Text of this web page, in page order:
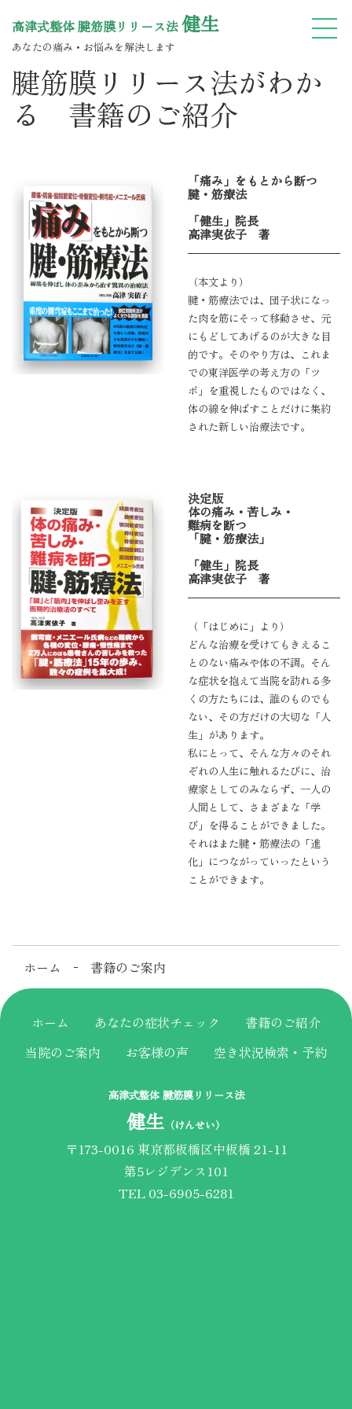
高津式整体 腱筋膜リリース法健生
あなたの痛み・お悩みを解決します
腱筋膜リリース法がわか
る 書籍のご紹介
「痛み」をもとから断つ
腱・筋療法
「健生」院長
高津実依子 著
（本文より）
腱・筋療法では、団子状になっ
た肉を筋にそって移動させ、元
にもどしてあげるのが大きな目
的です。そのやり方は、これま
での東洋医学の考え方の「ツ
ボ」を重視したものではなく、
体の線を伸ばすことだけに集約
された新しい治療法です。
決定版
体の痛み・苦しみ・
難病を断つ
「腱・筋療法」
「健生」院長
高津実依子 著
（「はじめに」より）
どんな治療を受けてもきえるこ
とのない痛みや体の不調。そん
な症状を抱えて当院を訪れる多
くの方たちには、誰のものでも
ない、その方だけの大切な「人
生」があります。
私にとって、そんな方々のそれ
ぞれの人生に触れるたびに、治
療家としてのみならず、一人の
人間として、さまざまな「学
び」を得ることができました。
それはまた腱・筋療法の「進
化」につながっていったという
ことができます。
ホーム 書籍のご案内
ホーム あなたの症状チェック
書籍のご紹介
当院のご案内
お客様の声 空き状況検索・予約
高津式整体 腱筋膜リリース法
健生 （けんせい）
〒173-0016 東京都板橋区中板橋 21-11
第5レジデンス101
TEL 03-6905-6281